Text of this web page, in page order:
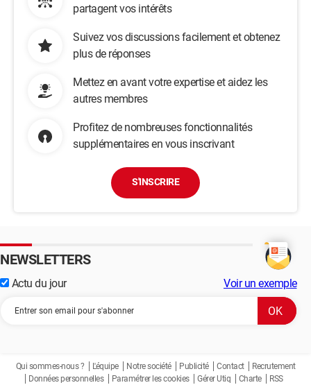
partagent vos intérêts
Suivez vos discussions facilement et obtenez
plus de réponses
Mettez en avant votre expertise et aidez les
autres membres
Profitez de nombreuses fonctionnalités
supplémentaires en vous inscrivant
S'INSCRIRE
NEWSLETTERS
Actu du jour Voir un exemple
Qui sommes-nous ? L'équipe Notre société Publicité Contact
Recrutement
Données personnelles
Paramétrer les cookies Gérer Utiq Charte RSS